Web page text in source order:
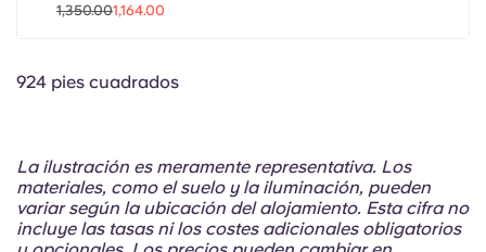
1,350.001,164.00
924 pies cuadrados
La ilustración es meramente representativa. Los
materiales, como el suelo y la iluminación, pueden
variar según la ubicación del alojamiento. Esta cifra no
incluye las tasas ni los costes adicionales obligatorios